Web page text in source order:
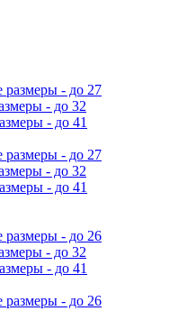
размеры - до 27
- до 32
- до 41
размеры - до 27
- до 32
- до 41
размеры - до 26
- до 32
- до 41
размеры - до 26